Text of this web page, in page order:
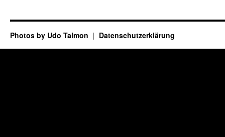
Photos by Udo Talmon Datenschutzerklärung